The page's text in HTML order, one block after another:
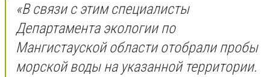
«В связи с этим специалисты
Департамента экологии по
Мангистауской области отобрали пробы
морской воды на указанной территории.